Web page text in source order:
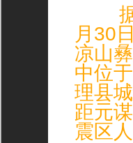
据
月30
凉山
中位
理县
距元
震区